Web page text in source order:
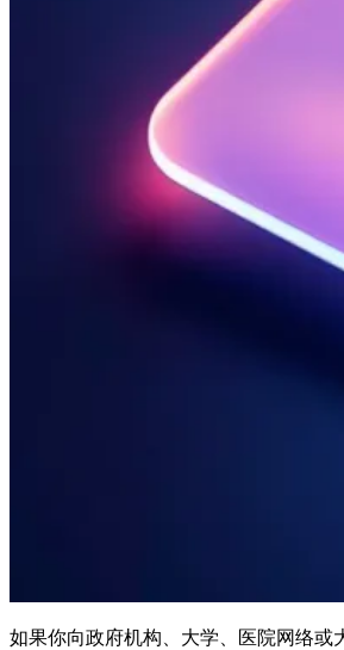
如果你向政府机构、大学、医院网络或